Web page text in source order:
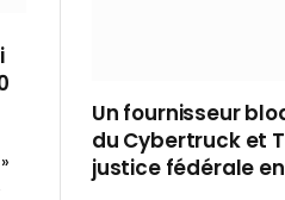
Un fournisseur
du Cybertruck et
justice fédérale